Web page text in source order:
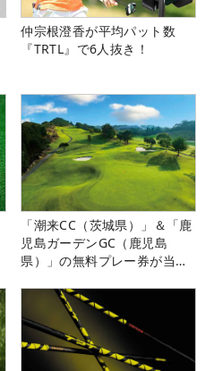
仲宗根澄香が平均パット数
『TRTL』で6人抜き！
「潮来CC（茨城県）」＆「鹿
児島ガーデンGC（鹿児島
県）」の無料プレー券が当た